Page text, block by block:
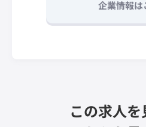
企業情報は
この求人を